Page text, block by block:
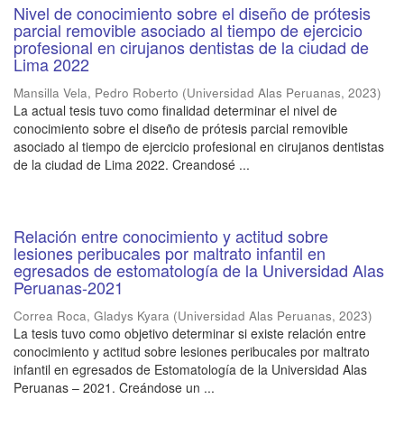
Nivel de conocimiento sobre el diseño de prótesis
parcial removible asociado al tiempo de ejercicio
profesional en cirujanos dentistas de la ciudad de
Lima 2022
Mansilla Vela, Pedro Roberto (Universidad Alas Peruanas, 2023)
La actual tesis tuvo como finalidad determinar el nivel de
conocimiento sobre el diseño de prótesis parcial removible
asociado al tiempo de ejercicio profesional en cirujanos dentistas
de la ciudad de Lima 2022. Creandosé ...
Relación entre conocimiento y actitud sobre
lesiones peribucales por maltrato infantil en
egresados de estomatología de la Universidad Alas
Peruanas-2021
Correa Roca, Gladys Kyara (Universidad Alas Peruanas, 2023)
La tesis tuvo como objetivo determinar si existe relación entre
conocimiento y actitud sobre lesiones peribucales por maltrato
infantil en egresados de Estomatología de la Universidad Alas
Peruanas – 2021. Creándose un ...